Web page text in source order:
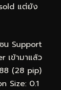
แต่ยัง
น Support
เข้ามาแล้ว
(28 pip)
Size: 0.1